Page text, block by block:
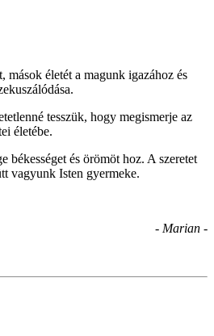
mások életét a magunk igazához és
tesszük, hogy megismerje az
életébe.
és örömöt hoz. A szeretet
vagyunk Isten gyermeke.
- Marian -